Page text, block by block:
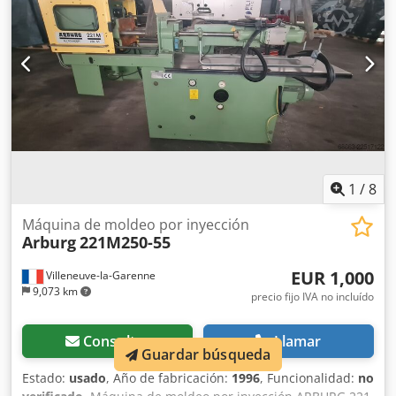
1 /8
Villeneuve-la-Garenne
9,073 km
Máquina de moldeo por inyección
Arburg221M250-55
EUR 1,000
precio fijo IVA no incluído
Consultar Llamar
Estado: usado, Año de fabricación: 1996, Funcionalidad: no
Guardar búsqueda